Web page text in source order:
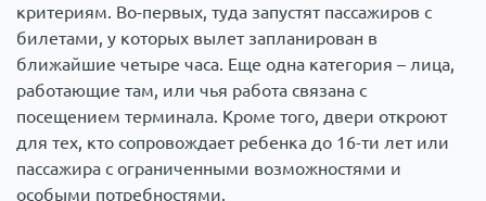
критериям. Во-первых, туда запустят пассажиров с
билетами, у которых вылет запланирован в
ближайшие четыре часа. Еще одна категория – лица,
работающие там, или чья работа связана с
посещением терминала. Кроме того, двери откроют
для тех, кто сопровождает ребенка до 16-ти лет или
пассажира с ограниченными возможностями и
особыми потребностями.